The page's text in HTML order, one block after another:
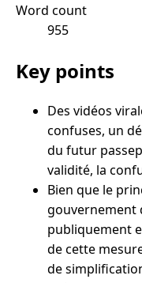
Word count
955
Key points
Des vidéos
confuses, un
du futur
validité, la
Bien que le
gouvernement
publiquement
de cette
de